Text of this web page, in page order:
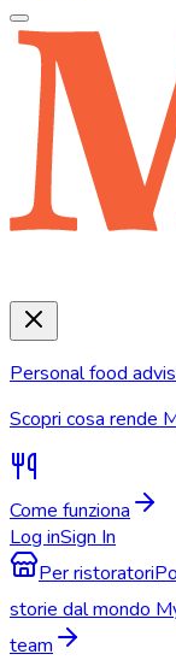
Personal food
Scopri cosa rende
Come funziona
Log inSign In
Per ristoratori
storie dal mondo
team